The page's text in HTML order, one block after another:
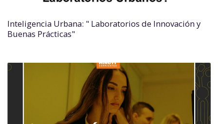
Inteligencia Urbana: " Laboratorios de Innovación y
Buenas Prácticas"